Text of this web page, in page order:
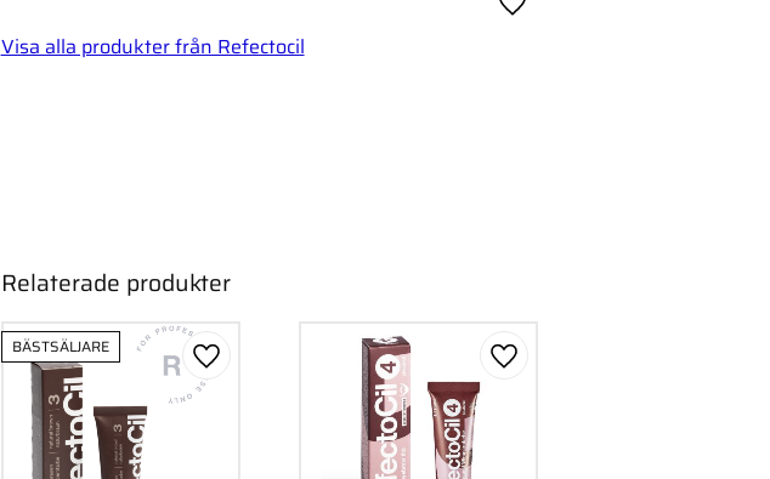
Lägg till i favoriter
Visa alla produkter från Refectocil
Relaterade produkter
BÄSTSÄLJARE
Lägg till i favoriter Lägg till i favoriter